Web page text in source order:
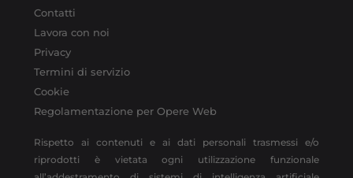
Contatti
Lavora con noi
Privacy
Termini di servizio
Cookie
Regolamentazione per Opere Web
Rispetto ai contenuti e ai dati personali trasmessi e/o
riprodotti è vietata ogni utilizzazione funzionale